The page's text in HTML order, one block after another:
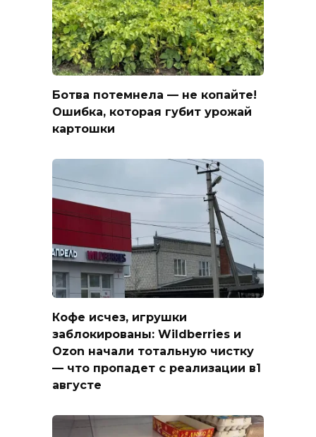
Ботва потемнела — не копайте!
Ошибка, которая губит урожай
картошки
Кофе исчез, игрушки
заблокированы: Wildberries и
Ozon начали тотальную чистку
— что пропадет с реализации в1
августе